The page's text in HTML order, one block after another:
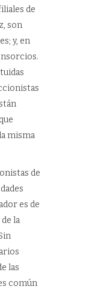
de
son
y, en
misma
de
es de
la
las
común